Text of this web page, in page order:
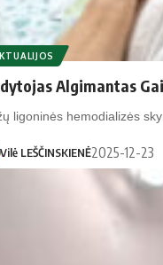
Algimantas
ligoninės hemodializės
Vilė LEŠČINSKIENĖ2025-12-23